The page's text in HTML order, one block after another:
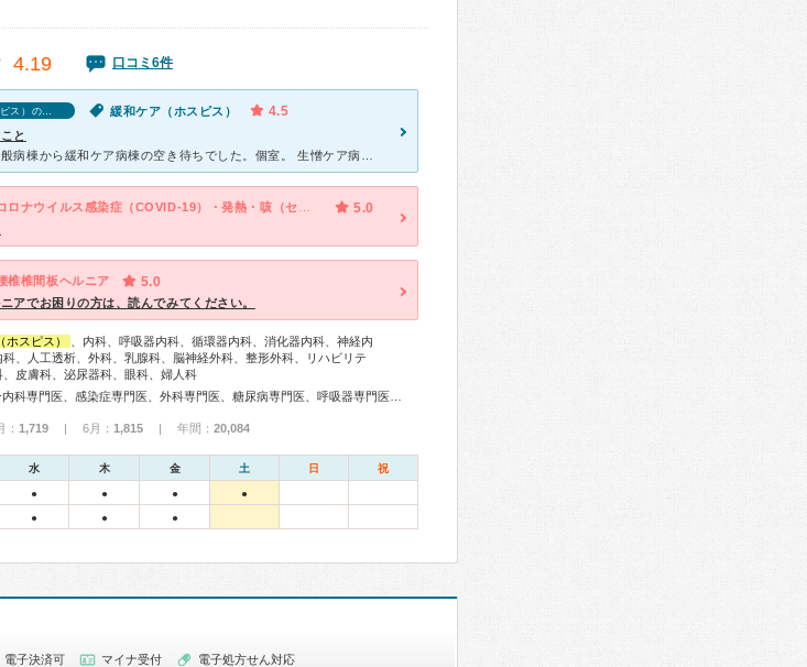
4.19 口コミ6件
緩和ケア（ホスピス）の口コミ 緩和ケア（ホスピス） 4.5
と
5.0
椎椎間板ヘルニア 5.0
アでお困りの方は、読んでみてください。
ホスピス）
、内科、呼吸器内科、循環器内科、消化器内科、神経内
科、人工透析、外科、乳腺科、脳神経外科、整形外科、リハビリテ
、皮膚科、泌尿器科、眼科、婦人科
1,719 | 6月： 1,815 | 年間： 20,084
水 木 金 土 日 祝
● ● ● ●
● ● ●
電子決済可 マイナ受付 電子処方せん対応